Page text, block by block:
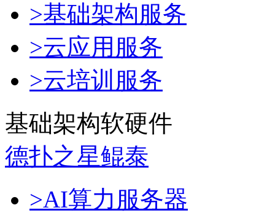
>基础架构服务
>云应用服务
>云培训服务
基础架构软硬件
德扑之星鲲泰
>AI算力服务器